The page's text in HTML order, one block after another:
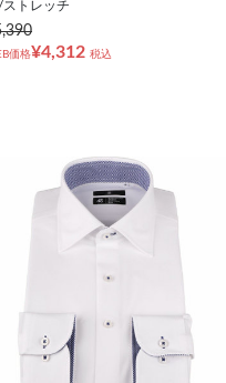
ストレッチ
価格¥4,312 税込